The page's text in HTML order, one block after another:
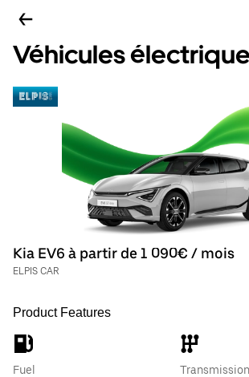
Véhicules
Kia EV6 à partir de 1 090€ / mois
ELPIS CAR
Product Features
Fuel
Transmission